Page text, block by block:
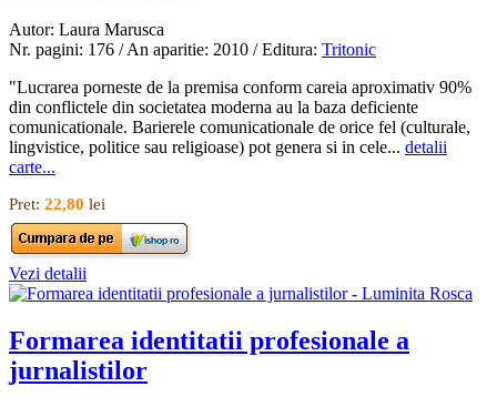
Autor: Laura Marusca
Nr. pagini: 176 / An aparitie: 2010 / Editura: Tritonic
"Lucrarea porneste de la premisa conform careia aproximativ 90%
din conflictele din societatea moderna au la baza deficiente
comunicationale. Barierele comunicationale de orice fel (culturale,
lingvistice, politice sau religioase) pot genera si in cele... detalii
carte...
Pret: 22,80 lei
Vezi detalii
Formarea identitatii profesionale a
jurnalistilor